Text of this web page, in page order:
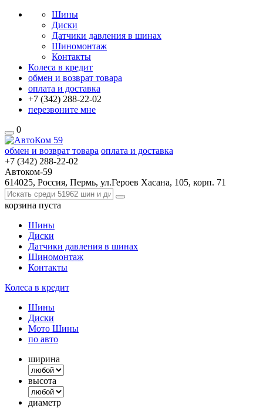
Шины
Диски
Датчики давления в шинах
Шиномонтаж
Контакты
Колеса в кредит
обмен и возврат товара
оплата и доставка
+7 (342) 288-22-02
перезвоните мне
0
обмен и возврат товара оплата и доставка
+7 (342) 288-22-02
Автоком-59
614025, Россия, Пермь, ул.Героев Хасана, 105, корп. 71
корзина пуста
Шины
Диски
Датчики давления в шинах
Шиномонтаж
Контакты
Колеса в кредит
Шины
Диски
Мото Шины
по авто
ширина
высота
диаметр